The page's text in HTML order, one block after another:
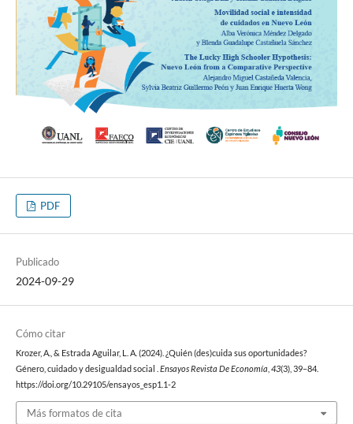
PDF
Publicado
2024-09-29
Cómo citar
Krozer, A., & Estrada Aguilar, L. A. (2024). ¿Quién (des)cuida sus oportunidades?
Género, cuidado y desigualdad social . Ensayos Revista De Economía 43(3), 39–84.
https://doi.org/10.29105/ensayos_esp1.1-2
Más formatos de cita